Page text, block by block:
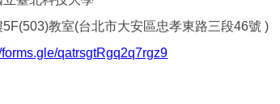
教室(台北市大安區忠孝東路三段46號 )
forms.gle/qatrsgtRgq2q7rgz9